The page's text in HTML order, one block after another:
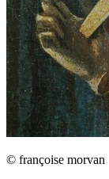
© françoise morvan